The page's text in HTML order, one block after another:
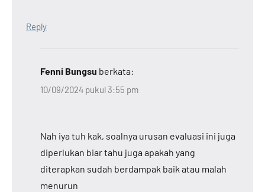
Reply
Fenni Bungsu berkata:
10/09/2024 pukul 3:55 pm
Nah iya tuh kak, soalnya urusan evaluasi ini juga
diperlukan biar tahu juga apakah yang
diterapkan sudah berdampak baik atau malah
menurun